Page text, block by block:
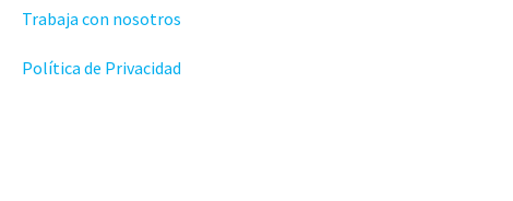
Trabaja con nosotros
Política de Privacidad